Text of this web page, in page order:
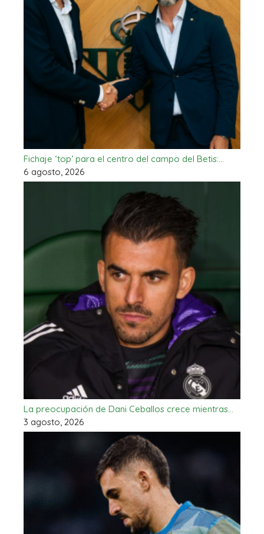
Fichaje ‘top’ para el centro del campo del Betis:…
6 agosto, 2026
La preocupación de Dani Ceballos crece mientras…
3 agosto, 2026